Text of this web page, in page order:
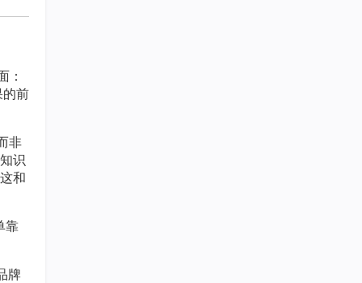
：
的前
非
识
和
靠
牌